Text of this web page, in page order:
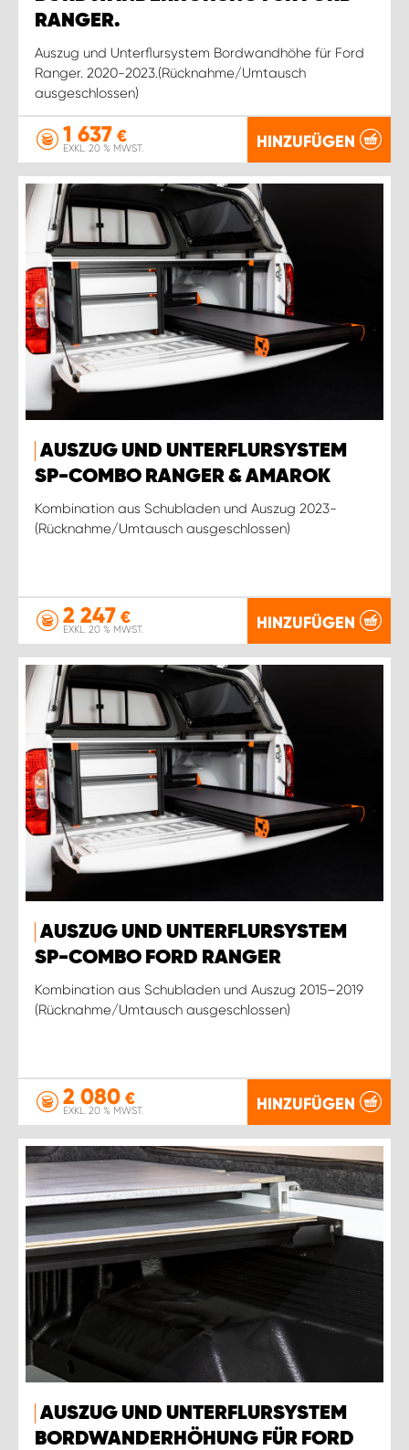
RANGER.
Auszug und Unterflursystem Bordwandhöhe für Ford
Ranger. 2020-2023.(Rücknahme/Umtausch
ausgeschlossen)
1 637 €
EXKL. 20 % MWST. HINZUFÜGEN
AUSZUG UND UNTERFLURSYSTEM
SP-COMBO RANGER & AMAROK
Kombination aus Schubladen und Auszug 2023-
(Rücknahme/Umtausch ausgeschlossen)
2 247 €
EXKL. 20 % MWST. HINZUFÜGEN
AUSZUG UND UNTERFLURSYSTEM
SP-COMBO FORD RANGER
Kombination aus Schubladen und Auszug 2015–2019
(Rücknahme/Umtausch ausgeschlossen)
2 080 €
EXKL. 20 % MWST. HINZUFÜGEN
AUSZUG UND UNTERFLURSYSTEM
BORDWANDERHÖHUNG FÜR FORD